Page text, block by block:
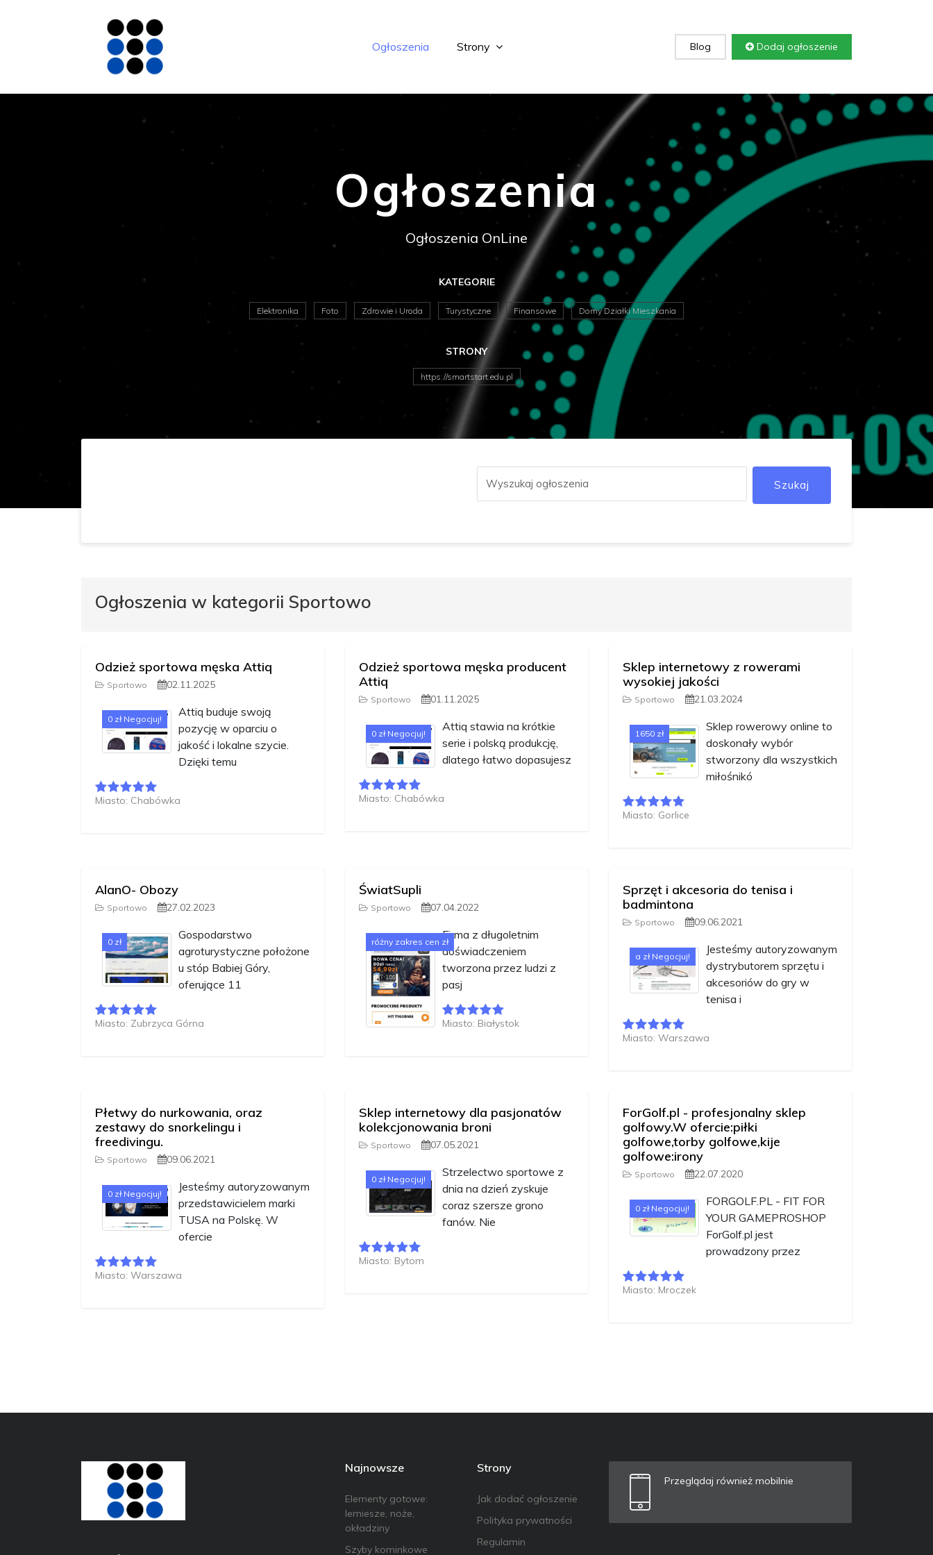
Ogłoszenia Strony Blog Dodaj ogłoszenie
Ogłoszenia
Ogłoszenia OnLine
KATEGORIE
Elektronika Foto Zdrowie i Uroda Turystyczne Finansowe Domy Działki Mieszkania
STRONY
https://smartstart.edu.pl
Szukaj
Ogłoszenia w kategorii Sportowo
Odzież sportowa męska Attiq
Sportowo 02.11.2025
0 zł Negocjuj!
Attiq buduje swoją
pozycję w oparciu o
jakość i lokalne szycie.
Dzięki temu
Miasto: Chabówka
Odzież sportowa męska producent
Attiq
Sportowo 01.11.2025
0 zł Negocjuj!
Attiq stawia na krótkie
serie i polską produkcję,
dlatego łatwo dopasujesz
Miasto: Chabówka
Sklep internetowy z rowerami
wysokiej jakości
Sportowo 21.03.2024
1650 zł
Sklep rowerowy online to
doskonały wybór
stworzony dla wszystkich
miłośnikó
Miasto: Gorlice
AlanO- Obozy
Sportowo 27.02.2023
0 zł
Gospodarstwo
agroturystyczne położone
u stóp Babiej Góry,
oferujące 11
Miasto: Zubrzyca Górna
ŚwiatSupli
Sportowo 07.04.2022
różny zakres cen zł
Firma z długoletnim
doświadczeniem
tworzona przez ludzi z
pasj
Miasto: Białystok
Sprzęt i akcesoria do tenisa i
badmintona
Sportowo 09.06.2021
a zł Negocjuj!
Jesteśmy autoryzowanym
dystrybutorem sprzętu i
akcesoriów do gry w
tenisa i
Miasto: Warszawa
Płetwy do nurkowania, oraz
zestawy do snorkelingu i
freedivingu.
Sportowo 09.06.2021
0 zł Negocjuj!
Jesteśmy autoryzowanym
przedstawicielem marki
TUSA na Polskę. W
ofercie
Miasto: Warszawa
Sklep internetowy dla pasjonatów
kolekcjonowania broni
Sportowo 07.05.2021
0 zł Negocjuj!
Strzelectwo sportowe z
dnia na dzień zyskuje
coraz szersze grono
fanów. Nie
Miasto: Bytom
ForGolf.pl - profesjonalny sklep
golfowy.W ofercie:piłki
golfowe,torby golfowe,kije
golfowe:irony
Sportowo 22.07.2020
0 zł Negocjuj!
FORGOLF.PL - FIT FOR
YOUR GAMEPROSHOP
ForGolf.pl jest
prowadzony przez
Miasto: Mroczek
Najnowsze
Elementy gotowe:
lemiesze, noże,
okładziny
Szyby kominkowe
Strony
Jak dodać ogłoszenie
Polityka prywatności
Regulamin
Przeglądaj również mobilnie